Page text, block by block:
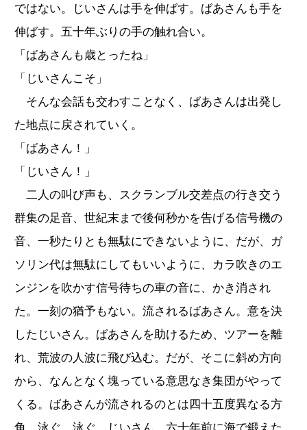
ではない。じいさんは手を伸ばす。ばあさんも手を
伸ばす。五十年ぶりの手の触れ合い。
「ばあさんも歳とったね」
「じいさんこそ」
そんな会話も交わすことなく、ばあさんは出発し
た地点に戻されていく。
「ばあさん！」
「じいさん！」
二人の叫び声も、スクランブル交差点の行き交う
群集の足音、世紀末まで後何秒かを告げる信号機の
音、一秒たりとも無駄にできないように、だが、ガ
ソリン代は無駄にしてもいいように、カラ吹きのエ
ンジンを吹かす信号待ちの車の音に、かき消され
た。一刻の猶予もない。流されるばあさん。意を決
したじいさん。ばあさんを助けるため、ツアーを離
れ、荒波の人波に飛び込む。だが、そこに斜め方向
から、なんとなく塊っている意思なき集団がやって
くる。ばあさんが流されるのとは四十五度異なる方